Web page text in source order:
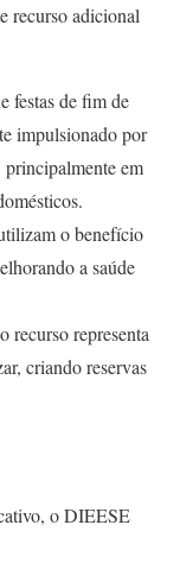
recurso adicional
festas de fim de
impulsionado por
principalmente em
o benefício
a saúde
recurso representa
criando reservas
o DIEESE